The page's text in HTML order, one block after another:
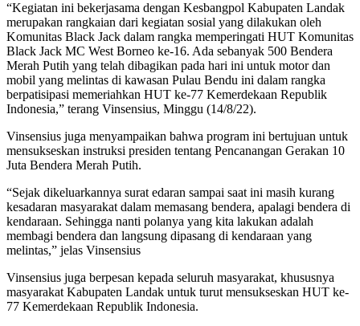
“Kegiatan ini bekerjasama dengan Kesbangpol Kabupaten Landak
merupakan rangkaian dari kegiatan sosial yang dilakukan oleh
Komunitas Black Jack dalam rangka memperingati HUT Komunitas
Black Jack MC West Borneo ke-16. Ada sebanyak 500 Bendera
Merah Putih yang telah dibagikan pada hari ini untuk motor dan
mobil yang melintas di kawasan Pulau Bendu ini dalam rangka
berpatisipasi memeriahkan HUT ke-77 Kemerdekaan Republik
Indonesia,” terang Vinsensius, Minggu (14/8/22).
Vinsensius juga menyampaikan bahwa program ini bertujuan untuk
mensukseskan instruksi presiden tentang Pencanangan Gerakan 10
Juta Bendera Merah Putih.
“Sejak dikeluarkannya surat edaran sampai saat ini masih kurang
kesadaran masyarakat dalam memasang bendera, apalagi bendera di
kendaraan. Sehingga nanti polanya yang kita lakukan adalah
membagi bendera dan langsung dipasang di kendaraan yang
melintas,” jelas Vinsensius
Vinsensius juga berpesan kepada seluruh masyarakat, khususnya
masyarakat Kabupaten Landak untuk turut mensukseskan HUT ke-
77 Kemerdekaan Republik Indonesia.